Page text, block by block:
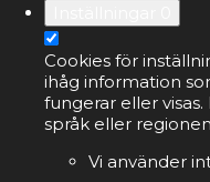
Cookies för
ihåg information
fungerar eller
språk eller
Vi använder